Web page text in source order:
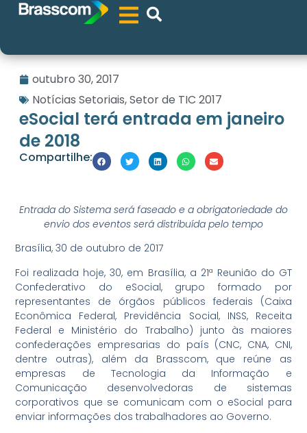
outubro 30, 2017
Notícias Setoriais,Setor de TIC 2017
eSocial terá entrada em janeiro
de 2018
Compartilhe:
Entrada do Sistema será faseado e a obrigatoriedade do
envio dos eventos será distribuída pelo tempo
Brasília, 30 de outubro de 2017
Foi realizada hoje, 30, em Brasília, a 21ª Reunião do GT
Confederativo do eSocial, grupo formado por
representantes de órgãos públicos federais (Caixa
Econômica Federal, Previdência Social, INSS, Receita
Federal e Ministério do Trabalho) junto às maiores
confederações empresarias do país (CNC, CNA, CNI,
dentre outras), além da Brasscom, que reúne as
empresas de Tecnologia da Informação e
Comunicação desenvolvedoras de sistemas
corporativos que se comunicam com o eSocial para
enviar informações dos trabalhadores ao Governo.